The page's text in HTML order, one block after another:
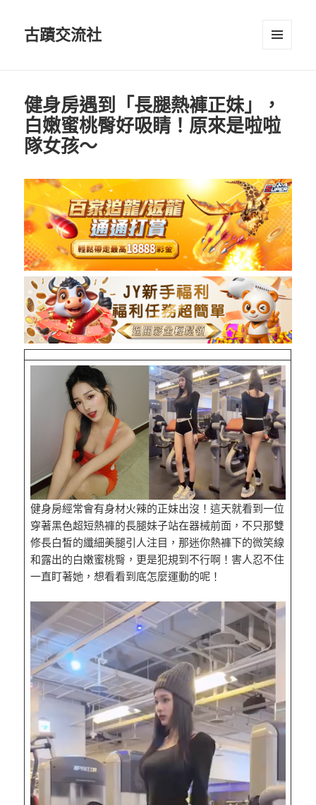
古蹟交流社
健身房遇到「長腿熱褲正妹」，
白嫩蜜桃臀好吸睛！原來是啦啦
隊女孩～
健身房經常會有身材火辣的正妹出沒！這天就看到一位
穿著黑色超短熱褲的長腿妹子站在器械前面，不只那雙
修長白皙的纖細美腿引人注目，那迷你熱褲下的微笑線
和露出的白嫩蜜桃臀，更是犯規到不行啊！害人忍不住
一直盯著她，想看看到底怎麼運動的呢！